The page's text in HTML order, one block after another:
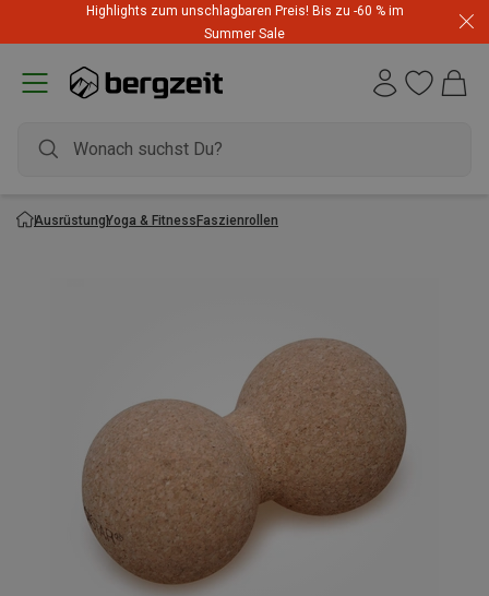
Highlights zum unschlagbaren Preis! Bis zu -60 % im
Summer Sale
AusrüstungYoga & FitnessFaszienrollen